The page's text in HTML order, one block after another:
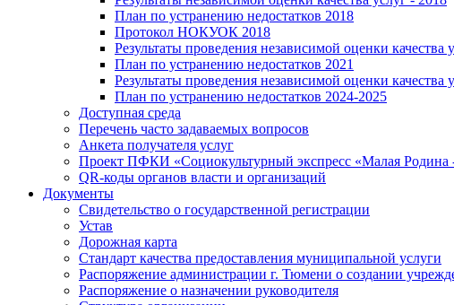
План по устранению недостатков 2018
Протокол НОКУОК 2018
Результаты проведения независимой оценки качества
План по устранению недостатков 2021
Результаты проведения независимой оценки качества
План по устранению недостатков 2024-2025
Доступная среда
Перечень часто задаваемых вопросов
Анкета получателя услуг
Проект ПФКИ «Социокультурный экспресс «Малая Родина
QR-коды органов власти и организаций
Документы
Свидетельство о государственной регистрации
Устав
Дорожная карта
Стандарт качества предоставления муниципальной услуги
Распоряжение администрации г. Тюмени о создании
Распоряжение о назначении руководителя